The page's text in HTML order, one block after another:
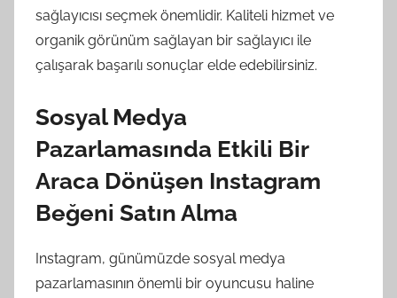
sağlayıcısı seçmek önemlidir. Kaliteli hizmet ve
organik görünüm sağlayan bir sağlayıcı ile
çalışarak başarılı sonuçlar elde edebilirsiniz.
Sosyal Medya
Pazarlamasında Etkili Bir
Araca Dönüşen Instagram
Beğeni Satın Alma
Instagram, günümüzde sosyal medya
pazarlamasının önemli bir oyuncusu haline